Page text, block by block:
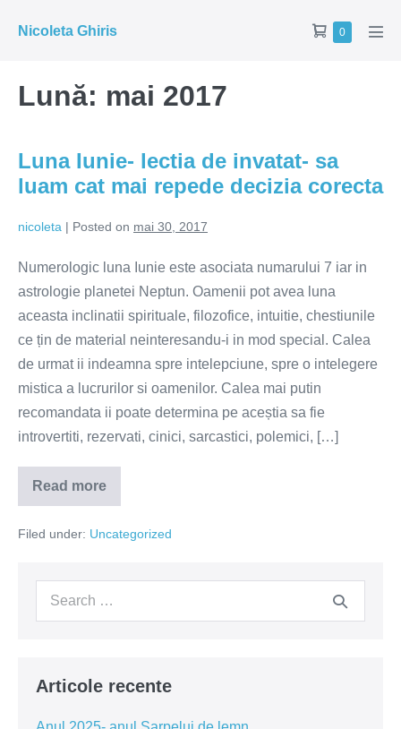
Nicoleta Ghiris
Shopping
0Items
Lună: mai 2017
Luna Iunie- lectia de invatat- sa
luam cat mai repede decizia corecta
nicoleta | Posted on mai 30, 2017
Numerologic luna Iunie este asociata numarului 7 iar in
astrologie planetei Neptun. Oamenii pot avea luna
aceasta inclinatii spirituale, filozofice, intuitie, chestiunile
ce țin de material neinteresandu-i in mod special. Calea
de urmat ii indeamna spre intelepciune, spre o intelegere
mistica a lucrurilor si oamenilor. Calea mai putin
recomandata ii poate determina pe aceștia sa fie
introvertiti, rezervati, cinici, sarcastici, polemici, […]
Read more
Luna
Iunie-
de
luam
mai
repede
Filed under: Uncategorized
Search
Articole recente